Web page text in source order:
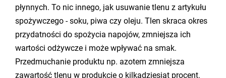
płynnych. To nic innego, jak usuwanie tlenu z artykułu
spożywczego - soku, piwa czy oleju. Tlen skraca okres
przydatności do spożycia napojów, zmniejsza ich
wartości odżywcze i może wpływać na smak.
Przedmuchanie produktu np. azotem zmniejsza
zawartość tlenu w produkcie o kilkadziesiąt procent.